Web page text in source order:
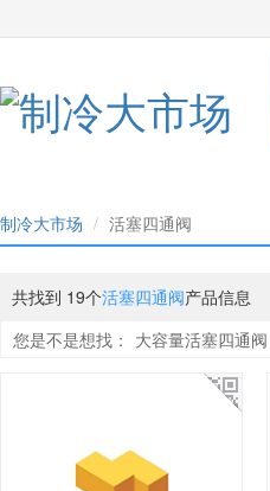
制冷大市场 活塞四通阀
共找到 19个活塞四通阀产品信息
您是不是想找： 大容量活塞四通阀